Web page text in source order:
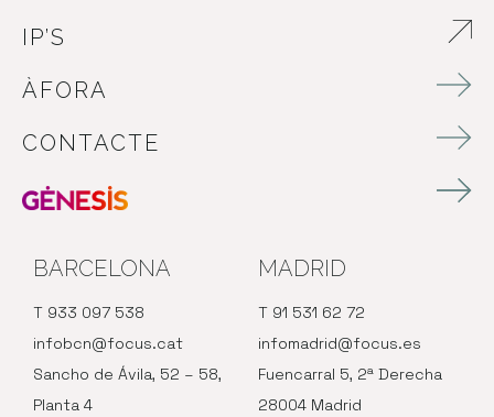
IP’S
ÀFORA
CONTACTE
BARCELONA
T 933 097 538
infobcn@focus.cat
Sancho de Ávila, 52 – 58,
Planta 4
MADRID
T 91 531 62 72
infomadrid@focus.es
Fuencarral 5, 2ª Derecha
28004 Madrid